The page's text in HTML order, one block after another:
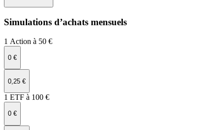
Simulations d’achats mensuels
1 Action à 50 €
0 €
0,25 €
1 ETF à 100 €
0 €